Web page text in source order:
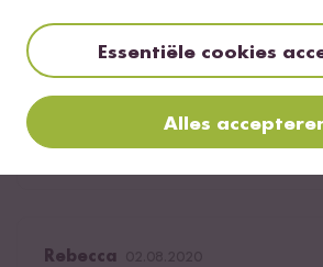
Sesam ist super Schwarz oder Weiß
hervorragend und zu alle dem auch
Rebecca
Essentiële cookies
Alles